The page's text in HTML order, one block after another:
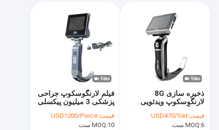
فیلم لارنگوسکوپ جراحی
پزشکی 3 میلیون پیکسلی
قیمت:USD1200/Piece
MOQ:10 ست
ذخیره سازی 8G
لارنگوسکوپ ویدئویی
تیغه های یکبار مصرف
قیمت:USD470/Set
MOQ:6 ست